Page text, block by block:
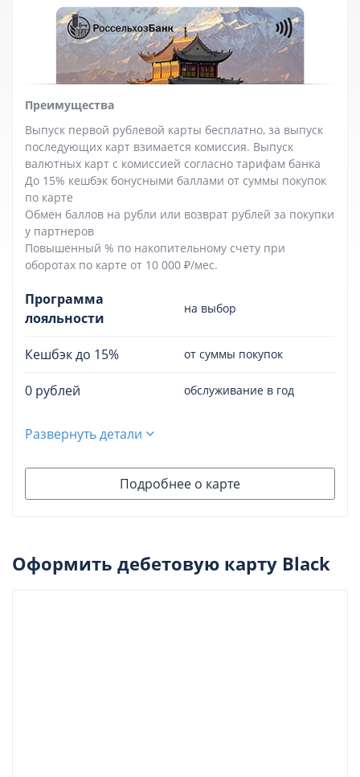
Преимущества
Выпуск первой рублевой карты бесплатно, за выпуск
последующих карт взимается комиссия. Выпуск
валютных карт с комиссией согласно тарифам банка
До 15% кешбэк бонусными баллами от суммы покупок
по карте
Обмен баллов на рубли или возврат рублей за покупки
у партнеров
Повышенный % по накопительному счету при
оборотах по карте от 10 000 ₽/мес.
Программа
лояльности
на выбор
Кешбэк до 15% от суммы покупок
0 рублей обслуживание в год
Развернуть детали
Подробнее о карте
Оформить дебетовую карту Black